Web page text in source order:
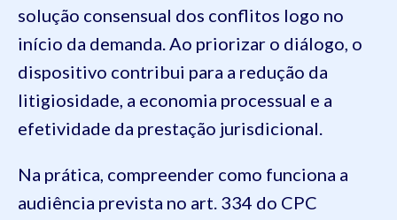
solução consensual dos conflitos logo no
início da demanda. Ao priorizar o diálogo, o
dispositivo contribui para a redução da
litigiosidade, a economia processual e a
efetividade da prestação jurisdicional.
Na prática, compreender como funciona a
audiência prevista no art. 334 do CPC